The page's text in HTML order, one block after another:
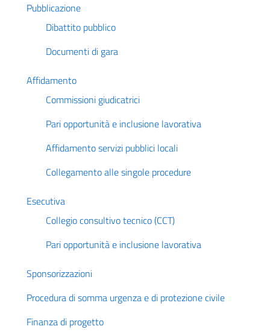
Pubblicazione
Dibattito pubblico
Documenti di gara
Affidamento
Commissioni giudicatrici
Pari opportunità e inclusione lavorativa
Affidamento servizi pubblici locali
Collegamento alle singole procedure
Esecutiva
Collegio consultivo tecnico (CCT)
Pari opportunità e inclusione lavorativa
Sponsorizzazioni
Procedura di somma urgenza e di protezione civile
Finanza di progetto